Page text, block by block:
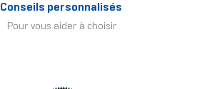
Conseils personnalisés
Pour vous aider à choisir